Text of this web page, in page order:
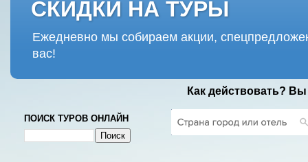
СКИДКИ НА ТУРЫ
Ежедневно мы собираем акции,
вас!
Как действовать?
ПОИСК ТУРОВ ОНЛАЙН